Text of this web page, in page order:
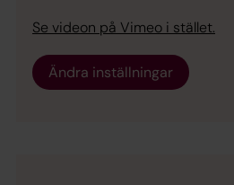
Se videon på Vimeo i stället.
Ändra inställningar